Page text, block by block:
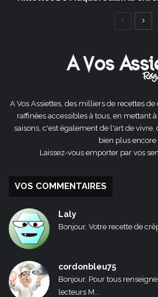
Page
A Vos Assiettes, des milliers de recettes
raffinées accessibles à tous, en mettant
saisons, c'est également de l'art de
bien plus encore ...
Laissez-vous emporter par vos
VOS COMMENTAIRES
Laly
Bonjour, Votre recette de
cordonbleu75
Bonjour, Pour tous
lecteurs M...